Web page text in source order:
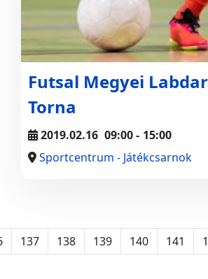
Futsal Megyei
Torna
2019.02.16 09:00- 15:00
Sportcentrum - Játékcsarnok
137 138 139 140 141